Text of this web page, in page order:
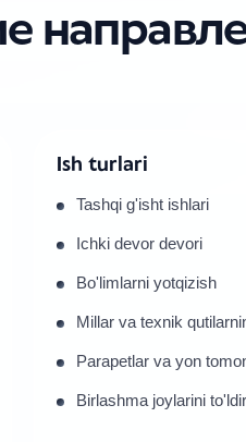
Ish turlari
Tashqi g'isht ishlari
Ichki devor devori
Bo'limlarni yotqizish
Millar va texnik
Parapetlar va yon
Birlashma joylarini